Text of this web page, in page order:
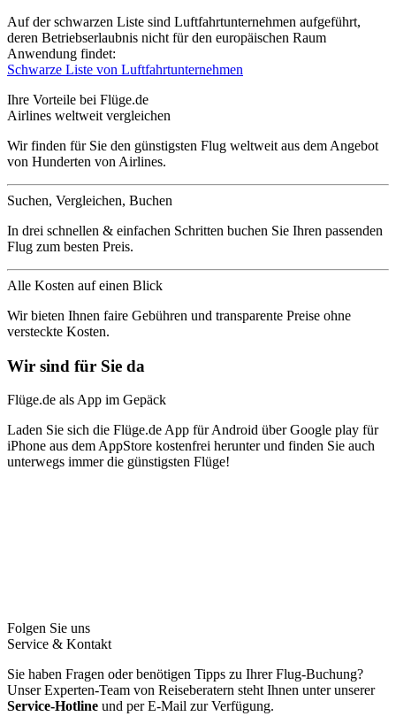
Auf der schwarzen Liste sind Luftfahrtunternehmen aufgeführt,
deren Betriebserlaubnis nicht für den europäischen Raum
Anwendung findet:
Schwarze Liste von Luftfahrtunternehmen
Ihre Vorteile bei Flüge.de
Airlines weltweit vergleichen
Wir finden für Sie den günstigsten Flug weltweit aus dem Angebot
von Hunderten von Airlines.
Suchen, Vergleichen, Buchen
In drei schnellen & einfachen Schritten buchen Sie Ihren passenden
Flug zum besten Preis.
Alle Kosten auf einen Blick
Wir bieten Ihnen faire Gebühren und transparente Preise ohne
versteckte Kosten.
Wir sind für Sie da
Flüge.de als App im Gepäck
Laden Sie sich die Flüge.de App für Android über Google play für
iPhone aus dem AppStore kostenfrei herunter und finden Sie auch
unterwegs immer die günstigsten Flüge!
Folgen Sie uns
Service & Kontakt
Sie haben Fragen oder benötigen Tipps zu Ihrer Flug-Buchung?
Unser Experten-Team von Reiseberatern steht Ihnen unter unserer
Service-Hotline und per E-Mail zur Verfügung.